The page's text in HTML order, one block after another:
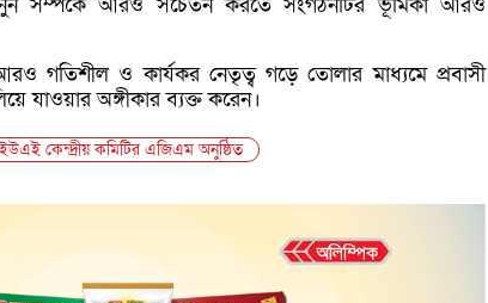
গতিশীল ও কার্যকর নেতৃত্ব গড়ে তোলার মাধ্যমে প্রবাসী
যাওয়ার অঙ্গীকার ব্যক্ত করেন।
কেন্দ্রীয় কমিটির এজিএম অনুষ্ঠিত